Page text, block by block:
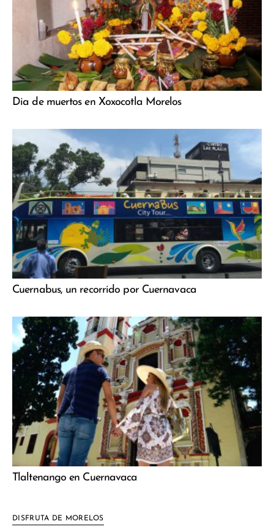
Dia de muertos en Xoxocotla Morelos
Cuernabus, un recorrido por Cuernavaca
Tlaltenango en Cuernavaca
DISFRUTA DE MORELOS